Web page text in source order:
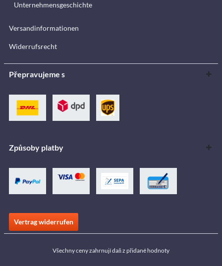
Unternehmensgeschichte
Versandinformationen
Widerrufsrecht
Přepravujeme s
Způsoby platby
Vertrag widerrufen
Všechny ceny zahrnují daň z přidané hodnoty